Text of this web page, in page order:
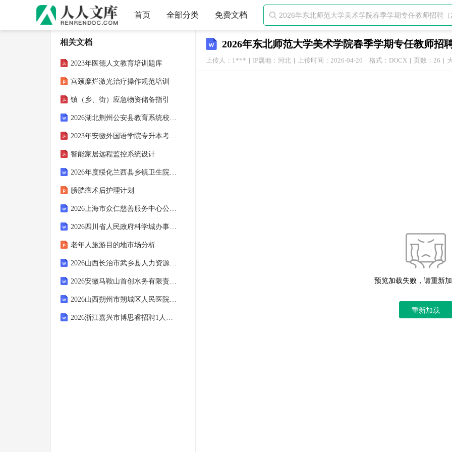
首页 全部分类 免费文档 
2026年东北师范大学美术学院春季学期专任教师招
上传人：1*** IP属地：河北 上传时间：2026-04-20 格式：DOCX 页数：26
预览加载失败，请重新
重新加载
相关文档
2023年医德人文教育培训题库
宫颈糜烂激光治疗操作规范培训
镇（乡、街）应急物资储备指引
2026湖北荆州公安县教育系统校园招聘24人农业笔试备考题库及答案解析
2023年安徽外国语学院专升本考试会计学专业课程考试大纲
智能家居远程监控系统设计
2026年度绥化兰西县乡镇卫生院公开招聘医学相关专业毕业生8人农业考试备考试题及答案解析
膀胱癌术后护理计划
2026上海市众仁慈善服务中心公开招聘农业考试参考题库及答案解析
2026四川省人民政府科学城办事处所属医疗机构直接考核招聘3人农业考试模拟试题及答案解析
老年人旅游目的地市场分析
2026山西长治市武乡县人力资源和社会保障局招募青年就业见习人员120人农业考试模拟试题及答案解析
2026安徽马鞍山首创水务有限责任公司招聘博望水厂劳务人员60人农业笔试备考题库及答案解析
2026山西朔州市朔城区人民医院（朔州市人民医院）引进急需紧缺专业人才20人农业笔试备考试题及答案解析
2026浙江嘉兴市博思睿招聘1人（派遣至海宁市中医院）农业笔试备考试题及答案解析